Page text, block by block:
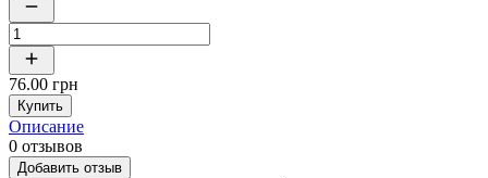
76.00 грн
Купить
Описание
0 отзывов
Добавить отзыв